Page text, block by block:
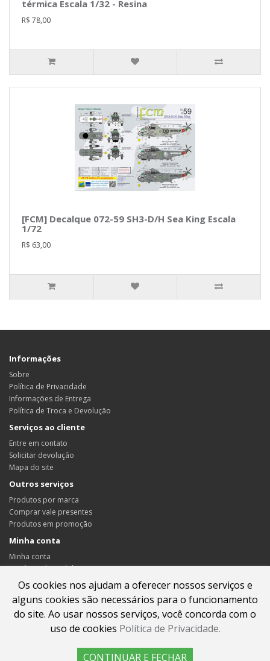
térmica Escala 1/32 - Resina
R$ 78,00
[FCM] Decalque 072-59 SH3-D/H Sea King Escala
1/72
R$ 63,00
Os cookies nos ajudam a oferecer nossos serviços e
alguns cookies são necessários para o funcionamento
do site. Ao usar nossos serviços, você concorda com o
uso de cookies Política de Privacidade.
CONTINUAR E FECHAR
Informações
Sobre
Política de Privacidade
Informações de Entrega
Política de Troca e Devolução
Serviços ao cliente
Entre em contato
Solicitar devolução
Mapa do site
Outros serviços
Produtos por marca
Comprar vale presentes
Produtos em promoção
Minha conta
Minha conta
Histórico de pedidos
Lista de desejos
Plastic Kits